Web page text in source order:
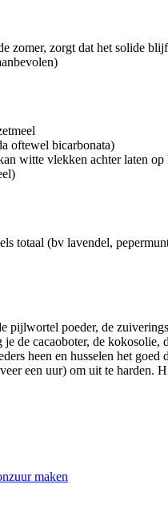
zomer, zorgt dat het solide
oftewel bicarbonata)
witte vlekken achter laten
totaal (bv lavendel,
pijlwortel poeder, de
de cacaoboter, de
heen en husselen het
een uur) om uit te harden.
maken